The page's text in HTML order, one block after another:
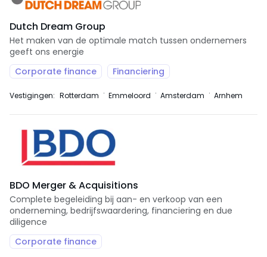
Dutch Dream Group
Het maken van de optimale match tussen ondernemers
geeft ons energie
Corporate finance
Financiering
Vestigingen: Rotterdam Emmeloord Amsterdam Arnhem
BDO Merger & Acquisitions
Complete begeleiding bij aan- en verkoop van een
onderneming, bedrijfswaardering, financiering en due
diligence
Corporate finance